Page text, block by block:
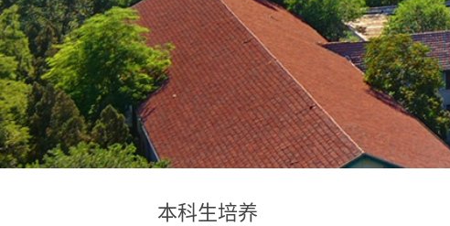
本科生培养